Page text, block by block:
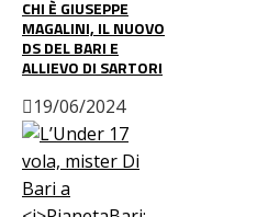
CHI È GIUSEPPE
MAGALINI, IL NUOVO
DS DEL BARI E
ALLIEVO DI SARTORI
19/06/2024